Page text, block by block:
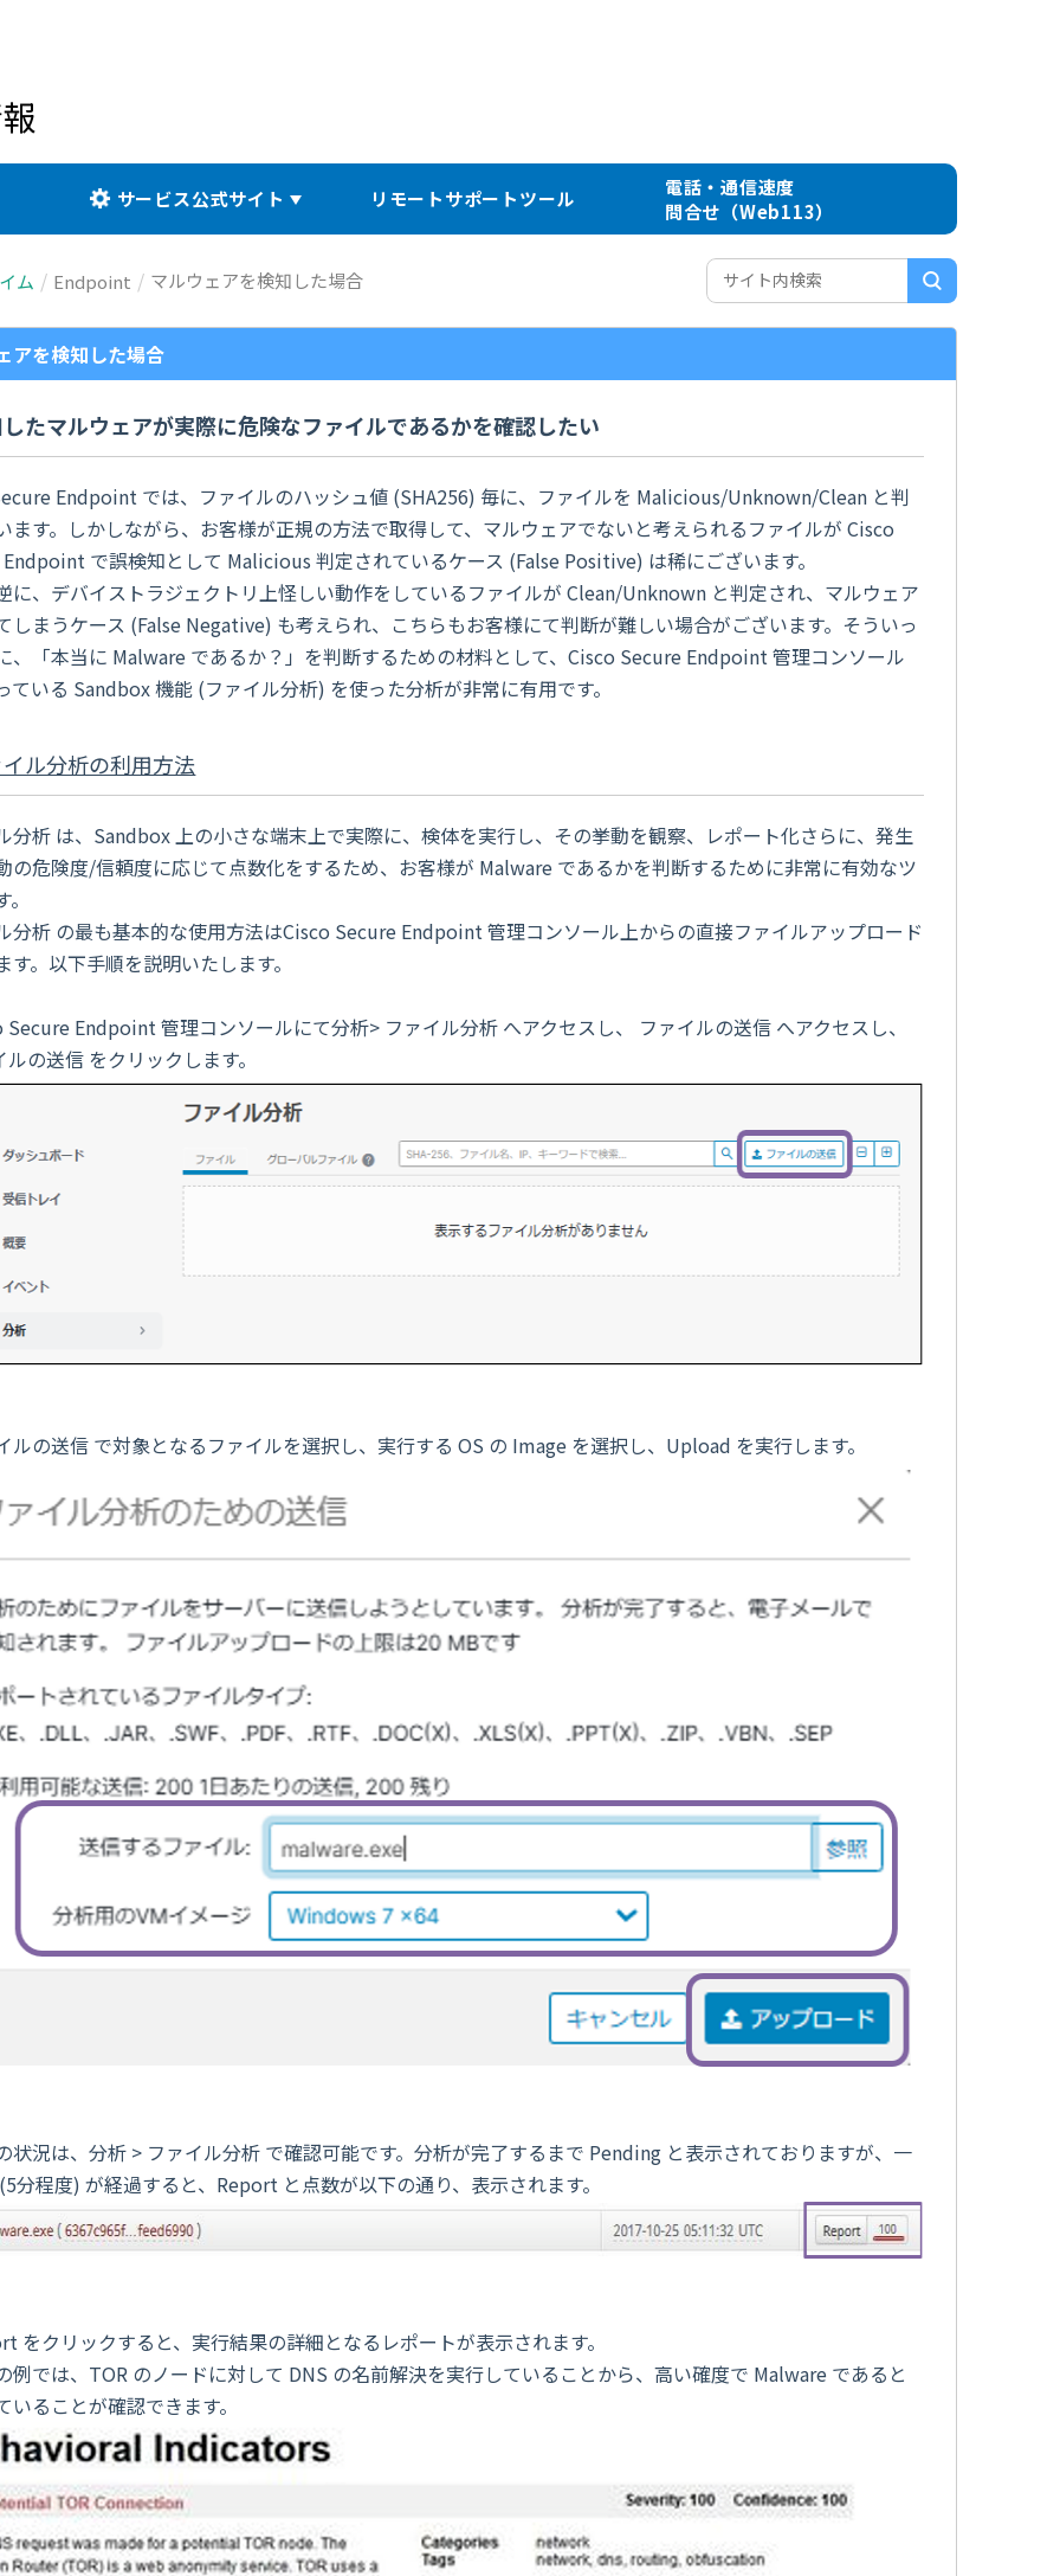
サービス公式サイト リモートサポートツール
電話・通信速度
問合せ（Web113）
ム Endpoint マルウェアを検知した場合
アを検知した場合
たマルウェアが実際に危険なファイルであるかを確認したい
Endpoint では、ファイルのハッシュ値 (SHA256) 毎に、ファイルを Malicious/Unknown/Clean と判
ます。しかしながら、お客様が正規の方法で取得して、マルウェアでないと考えられるファイルが Cisco
で誤検知として Malicious 判定されているケース (False Positive) は稀にございます。
に、デバイストラジェクトリ上怪しい動作をしているファイルが Clean/Unknown と判定され、マルウェア
しまうケース (False Negative) も考えられ、こちらもお客様にて判断が難しい場合がございます。そういっ
、「本当に Malware であるか？」を判断するための材料として、Cisco Secure Endpoint 管理コンソール
ている Sandbox 機能 (ファイル分析) を使った分析が非常に有用です。
ル分析の利用方法
分析 は、Sandbox 上の小さな端末上で実際に、検体を実行し、その挙動を観察、レポート化さらに、発生
の危険度/信頼度に応じて点数化をするため、お客様が Malware であるかを判断するために非常に有効なツ
分析 の最も基本的な使用方法はCisco Secure Endpoint 管理コンソール上からの直接ファイルアップロード
す。以下手順を説明いたします。
Endpoint 管理コンソールにて分析> ファイル分析 へアクセスし、 ファイルの送信 へアクセスし、
の送信 をクリックします。
の送信 で対象となるファイルを選択し、実行する OS の Image を選択し、Upload を実行します。
況は、分析 > ファイル分析 で確認可能です。分析が完了するまで Pending と表示されておりますが、一
分程度) が経過すると、Report と点数が以下の通り、表示されます。
をクリックすると、実行結果の詳細となるレポートが表示されます。
例では、TOR のノードに対して DNS の名前解決を実行していることから、高い確度で Malware であると
いることが確認できます。